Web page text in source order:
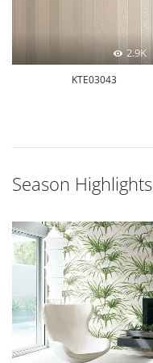
2.9K
KTE03043
Season Highlights